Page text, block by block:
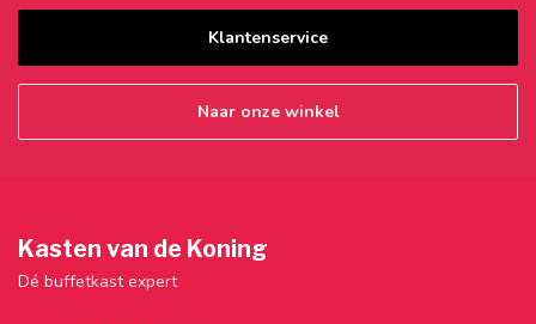
Klantenservice
Naar onze winkel
Kasten van de Koning
Dé buffetkast expert